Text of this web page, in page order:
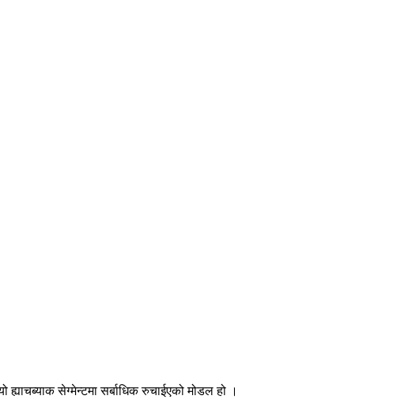
सेग्मेन्टमा सर्बाधिक रुचाईएको मोडल हो ।